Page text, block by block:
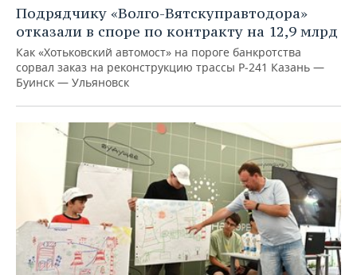
Подрядчику «Волго-Вятскуправтодора»
отказали в споре по контракту на 12,9 млрд
Как «Хотьковский автомост» на пороге банкротства
сорвал заказ на реконструкцию трассы Р‑241 Казань —
Буинск — Ульяновск